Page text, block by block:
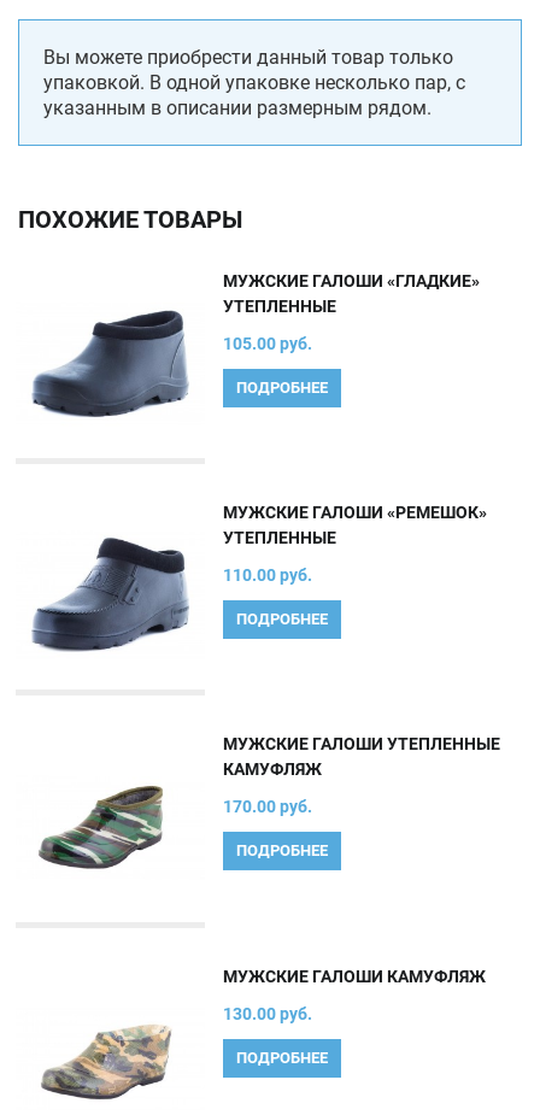
Вы можете приобрести данный товар только
упаковкой. В одной упаковке несколько пар, с
указанным в описании размерным рядом.
ПОХОЖИЕ ТОВАРЫ
МУЖСКИЕ ГАЛОШИ «ГЛАДКИЕ»
УТЕПЛЕННЫЕ
105.00 руб.
ПОДРОБНЕЕ
МУЖСКИЕ ГАЛОШИ «РЕМЕШОК»
УТЕПЛЕННЫЕ
110.00 руб.
ПОДРОБНЕЕ
МУЖСКИЕ ГАЛОШИ УТЕПЛЕННЫЕ
КАМУФЛЯЖ
170.00 руб.
ПОДРОБНЕЕ
МУЖСКИЕ ГАЛОШИ КАМУФЛЯЖ
130.00 руб.
ПОДРОБНЕЕ